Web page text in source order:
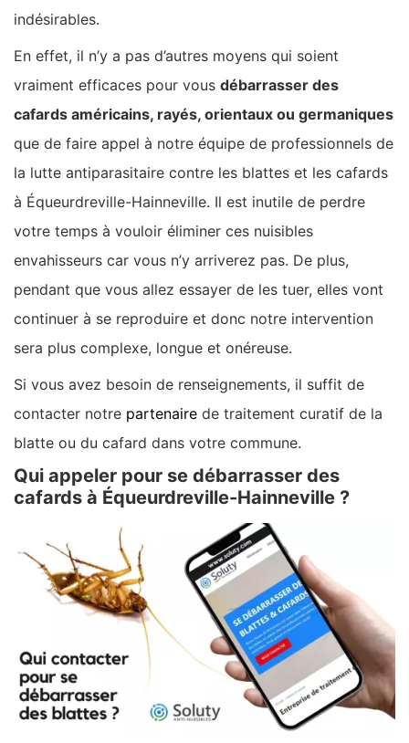
indésirables.
En effet, il n’y a pas d’autres moyens qui soient
vraiment efficaces pour vous débarrasser des
cafards américains, rayés, orientaux ou germaniques
que de faire appel à notre équipe de professionnels de
la lutte antiparasitaire contre les blattes et les cafards
à Équeurdreville-Hainneville. Il est inutile de perdre
votre temps à vouloir éliminer ces nuisibles
envahisseurs car vous n’y arriverez pas. De plus,
pendant que vous allez essayer de les tuer, elles vont
continuer à se reproduire et donc notre intervention
sera plus complexe, longue et onéreuse.
Si vous avez besoin de renseignements, il suffit de
contacter notre partenaire de traitement curatif de la
blatte ou du cafard dans votre commune.
Qui appeler pour se débarrasser des
cafards à Équeurdreville-Hainneville ?